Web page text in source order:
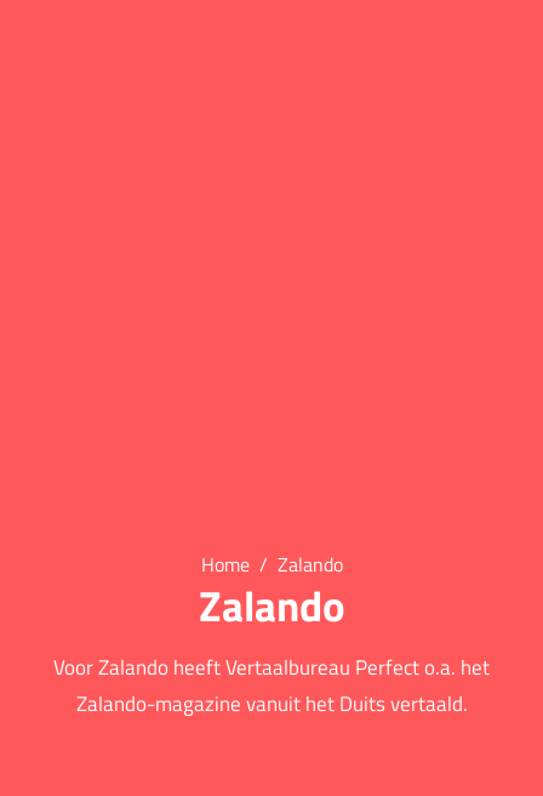
Home Zalando
Zalando
Voor Zalando heeft Vertaalbureau Perfect o.a. het
Zalando-magazine vanuit het Duits vertaald.